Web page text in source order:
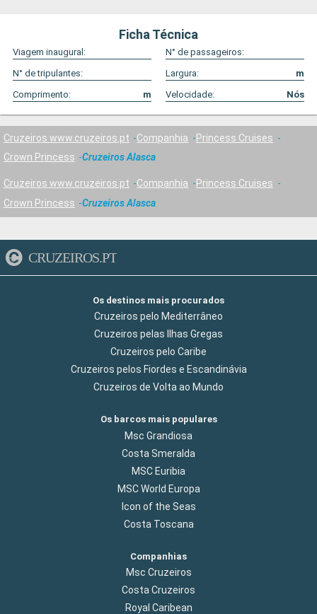
Ficha Técnica
Viagem inaugural:
N° de passageiros:
N° de tripulantes:
Largura:
m
Comprimento:
m Velocidade: Nós
Cruzeiros www.cruzeiros.pt Companhia
Princess Cruises
Crown Princess
Cruzeiros Alasca
Cruzeiros www.cruzeiros.pt Companhia
Princess Cruises
Crown Princess
Cruzeiros Alasca
CRUZEIROS.PT
Os destinos mais procurados
Cruzeiros pelo Mediterrâneo
Cruzeiros pelas Ilhas Gregas
Cruzeiros pelo Caribe
Cruzeiros pelos Fiordes e Escandinávia
Cruzeiros de Volta ao Mundo
Os barcos mais populares
Msc Grandiosa
Costa Smeralda
MSC Euribia
MSC World Europa
Icon of the Seas
Costa Toscana
Companhias
Msc Cruzeiros
Costa Cruzeiros
Royal Caribean